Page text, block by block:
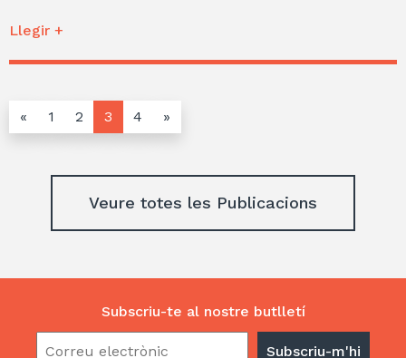
Llegir +
« 1 2 3 4 »
Veure totes les Publicacions
Subscriu-te al nostre butlletí